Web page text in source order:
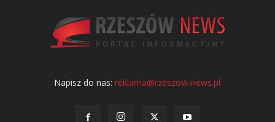
Napisz do nas:reklama@rzeszow-news.pl